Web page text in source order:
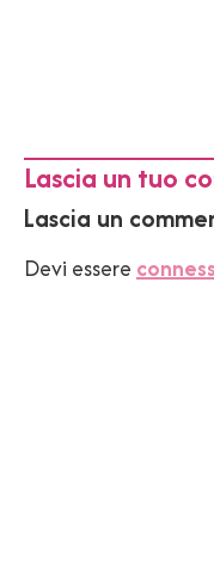
Lascia un tuo
Lascia un
Devi essere